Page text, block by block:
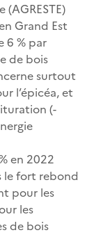
Grand Est
6 % par
de bois
surtout
l’épicéa, et
(-
en 2022
le fort rebond
pour les
les
de bois